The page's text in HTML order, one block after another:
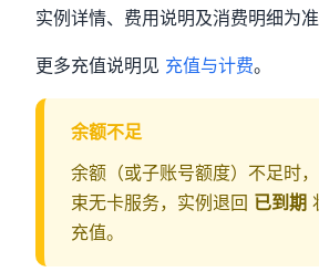
实例详情、费用说明及消费明细为准
更多充值说明见 充值与计费。
余额不足
余额（或子账号额度）不足时
束无卡服务，实例退回 已到期
充值。